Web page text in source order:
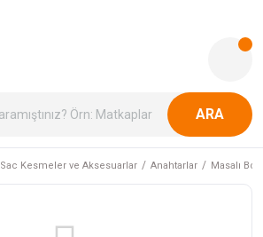
ARA
Sac Kesmeler ve Aksesuarlar Anahtarlar Masalı